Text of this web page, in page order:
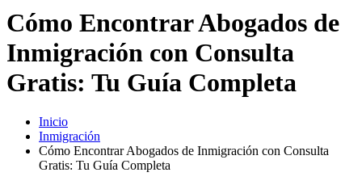
Cómo Encontrar Abogados de
Inmigración con Consulta
Gratis: Tu Guía Completa
Inicio
Inmigración
Cómo Encontrar Abogados de Inmigración con Consulta
Gratis: Tu Guía Completa